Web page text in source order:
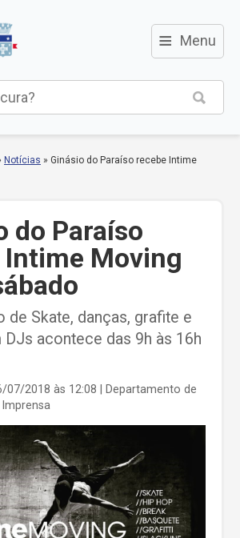
≡ Menu
Notícias » Ginásio do Paraíso recebe Intime
do Paraíso
Intime Moving
de Skate, danças, grafite e
acontece das 9h às 16h
07/2018 às 12:08
| Departamento de